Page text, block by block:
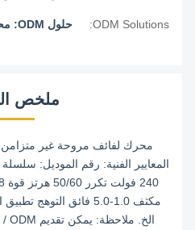
ODM Solutions: حلول ODM: محركات AC و EC مخصصة
ملخص
مكثف 1.0-5.0 فائق التوهج تطبيق